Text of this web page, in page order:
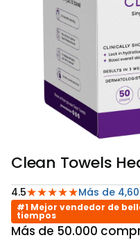
Clean Towels
4.5★★★★★Más de
#1 Mejor vendedor de
tiempos
Más de 50.000